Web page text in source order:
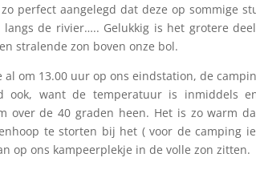
perfect aangelegd dat deze op sommige
de rivier….. Gelukkig is het grotere
stralende zon boven onze bol.
om 13.00 uur op ons eindstation, de
ook, want de temperatuur is inmiddels
over de 40 graden heen. Het is zo warm
te storten bij het ( voor de camping
op ons kampeerplekje in de volle zon zitten.